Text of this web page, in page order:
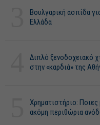
Βουλγαρική ασπίδα
Ελλάδα
Διπλό ξενοδοχειακό
στην «καρδιά» της
Χρηματιστήριο:
ακόμη περιθώρια